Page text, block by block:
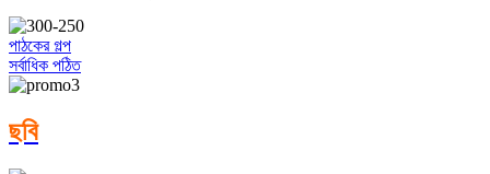
পাঠকের গল্প
সর্বাধিক পঠিত
ছবি